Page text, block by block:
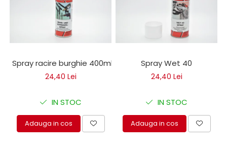
Spray racire burghie 400ml
24,40 Lei
IN STOC
Adauga in cos
Spray Wet 40
24,40 Lei
IN STOC
Adauga in cos